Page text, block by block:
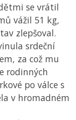
se vrátil
vážil 51 kg,
zlepšoval.
srdeční
za což mu
rodinných
po válce s
v hromadném